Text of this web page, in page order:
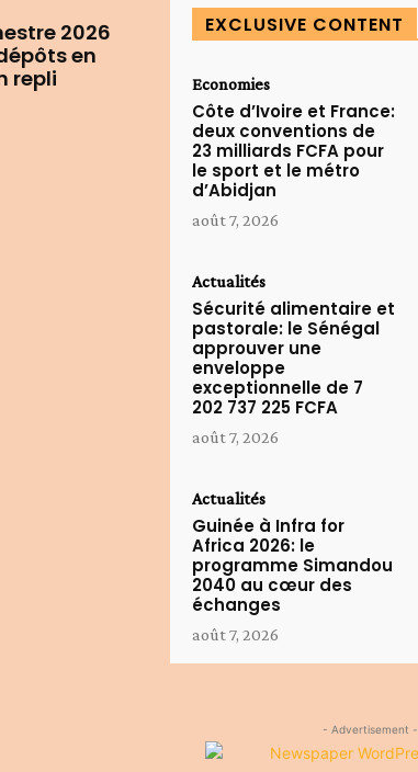
2026
en
repli
EXCLUSIVE CONTENT
Economies
Côte d’Ivoire et France:
deux conventions de
23 milliards FCFA pour
le sport et le métro
d’Abidjan
août 7, 2026
Actualités
Sécurité alimentaire et
pastorale: le Sénégal
approuver une
enveloppe
exceptionnelle de 7
202 737 225 FCFA
août 7, 2026
Actualités
Guinée à Infra for
Africa 2026: le
programme Simandou
2040 au cœur des
échanges
août 7, 2026
- Advertisement -